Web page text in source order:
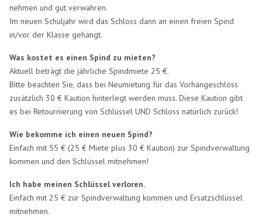
nehmen und gut verwahren.
Im neuen Schuljahr wird das Schloss dann an einen freien Spind
in/vor der Klasse gehängt.
Was kostet es einen Spind zu mieten?
Aktuell beträgt die jährliche Spindmiete 25 €.
Bitte beachten Sie, dass bei Neumietung für das Vorhängeschloss
zusätzlich 30 € Kaution hinterlegt werden muss. Diese Kaution gibt
es bei Retournierung von Schlüssel UND Schloss natürlich zurück!
Wie bekomme ich einen neuen Spind?
Einfach mit 55 € (25 € Miete plus 30 € Kaution) zur Spindverwaltung
kommen und den Schlüssel mitnehmen!
Ich habe meinen Schlüssel verloren.
Einfach mit 25 € zur Spindverwaltung kommen und Ersatzschlüssel
mitnehmen.